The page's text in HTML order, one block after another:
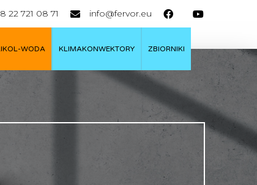
22 721 08 71 info@fervor.eu
WODA KLIMAKONWEKTORY ZBIORNIKI